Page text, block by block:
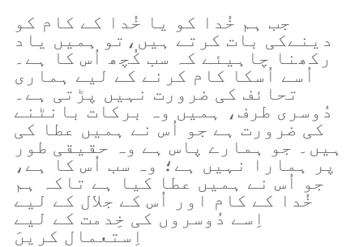
جب ہم خُدا کو یا خُدا کے کام کو
دینےکی بات کرتے ہیں،تو ہمیں یاد
رکھنا چاہیئے کہ سب کُچھ اُس کا ہے۔
اُسے اُسکا کام کرنے کے لیے ہماری
تحائف کی ضرورت نہیں پڑتی ہے۔
دُوسری طرف، ہمیں وہ برکات بانٹنے
کی ضرورت ہے جو اُس نے ہمیں عطا کی
ہیں۔ جو ہمارے پاس ہے وہ حقیقی طور
پر ہمارا نہیں ہے؛ وہ سب اُس کا ہے،
جو اُس نے ہمیں عطا کیا ہے تاکہ ہم
خُدا کے کام اور اُس کے جلال کے لیے
اِسے دُوسروں کی خِدمت کے لیے
اِستعمال کریںَ